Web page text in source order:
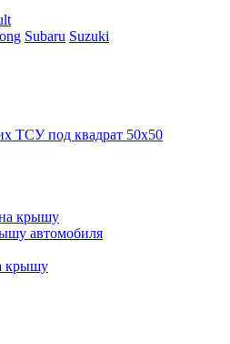
Subaru Suzuki
ТСУ под квадрат 50х50
крышу
автомобиля
крышу